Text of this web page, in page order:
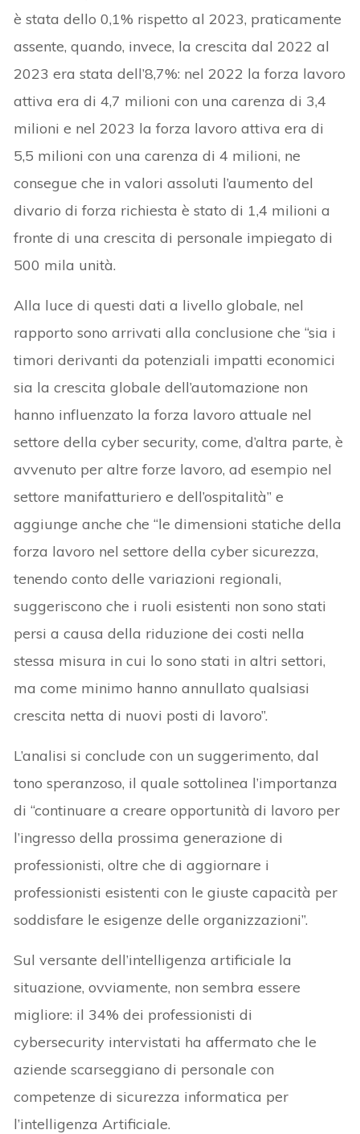
è stata dello 0,1% rispetto al 2023, praticamente
assente, quando, invece, la crescita dal 2022 al
2023 era stata dell’8,7%: nel 2022 la forza lavoro
attiva era di 4,7 milioni con una carenza di 3,4
milioni e nel 2023 la forza lavoro attiva era di
5,5 milioni con una carenza di 4 milioni, ne
consegue che in valori assoluti l’aumento del
divario di forza richiesta è stato di 1,4 milioni a
fronte di una crescita di personale impiegato di
500 mila unità.
Alla luce di questi dati a livello globale, nel
rapporto sono arrivati alla conclusione che “sia i
timori derivanti da potenziali impatti economici
sia la crescita globale dell’automazione non
hanno influenzato la forza lavoro attuale nel
settore della cyber security, come, d’altra parte, è
avvenuto per altre forze lavoro, ad esempio nel
settore manifatturiero e dell’ospitalità” e
aggiunge anche che “le dimensioni statiche della
forza lavoro nel settore della cyber sicurezza,
tenendo conto delle variazioni regionali,
suggeriscono che i ruoli esistenti non sono stati
persi a causa della riduzione dei costi nella
stessa misura in cui lo sono stati in altri settori,
ma come minimo hanno annullato qualsiasi
crescita netta di nuovi posti di lavoro”.
L’analisi si conclude con un suggerimento, dal
tono speranzoso, il quale sottolinea l’importanza
di “continuare a creare opportunità di lavoro per
l’ingresso della prossima generazione di
professionisti, oltre che di aggiornare i
professionisti esistenti con le giuste capacità per
soddisfare le esigenze delle organizzazioni”.
Sul versante dell’intelligenza artificiale la
situazione, ovviamente, non sembra essere
migliore: il 34% dei professionisti di
cybersecurity intervistati ha affermato che le
aziende scarseggiano di personale con
competenze di sicurezza informatica per
l’intelligenza Artificiale.